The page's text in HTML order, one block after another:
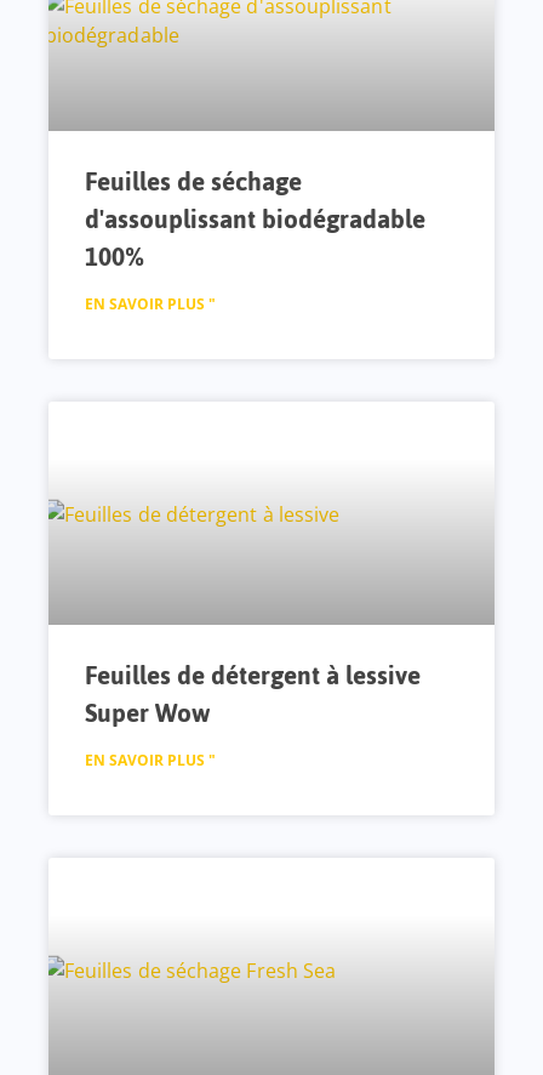
Feuilles de séchage
d'assouplissant biodégradable
100%
EN SAVOIR PLUS "
Feuilles de détergent à lessive
Super Wow
EN SAVOIR PLUS "